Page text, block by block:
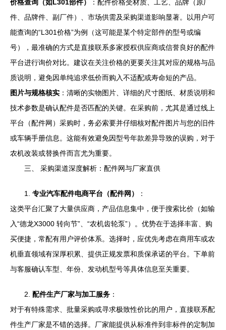
价格查询（如L301部件）
：配件价格受材质、工艺、品牌（原厂
件、品牌件、副厂件）、市场供需及采购渠道影响显著。以用户可
能查询的“L301价格”为例（这可能是某个特定部件的型号或编
号），最准确的方式是直接联系多家授权供应商或信誉良好的配件
平台进行询价对比。建议在关注价格的更要关注其对应的规格与品
质说明，避免因单纯追求低价而购入不适配或寿命短的产品。
图片与规格核实 ：清晰的实物图片、详细的尺寸图纸、材质说明和
技术参数是确认配件是否匹配的关键。在采购前，尤其是通过线上
平台（配件网）采购时，务必索要并仔细核对配件图片与您的旧件
或车辆手册信息。这能有效避免因型号年款差异导致的误购，对于
农机改装或替换件而言尤为重要。
三、 采购渠道深度解析：配件网与厂家直供
1. 专业汽车配件电商平台（配件网）
：
这类平台汇聚了大量供应商，产品信息集中，便于搜索比价（如输
入“德龙X3000 转向节”、“农机齿轮泵”）。优势在于选择丰富、购
买便捷，常配有用户评价体系。选择时，应优先考虑在商用车或农
机垂直领域有深厚积累、提供正规发票和质保承诺的平台。下单前
与客服确认车型、年份、发动机型号等具体信息至关重要。
2. 配件生产厂家与加工服务 ：
对于有特殊需求、批量采购或寻求极致性价比的用户，直接联系配
件生产厂家是不错的选择。厂家能提供从标准件到非标件的定制加